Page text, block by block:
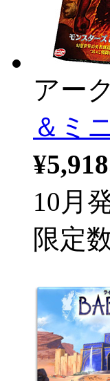
アー
＆ミ
¥5,918
10月
限定